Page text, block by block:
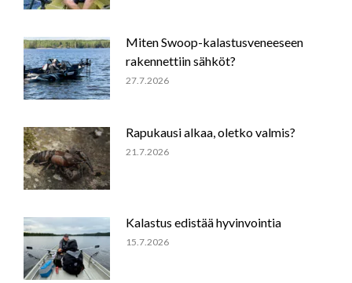
Miten Swoop-kalastusveneeseen
rakennettiin sähköt?
27.7.2026
Rapukausi alkaa, oletko valmis?
21.7.2026
Kalastus edistää hyvinvointia
15.7.2026